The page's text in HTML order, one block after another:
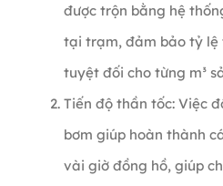
được trộn bằng hệ
tại trạm, đảm bảo tỷ lệ
tuyệt đối cho từng m³
Tiến độ thần tốc: Việc
bơm giúp hoàn thành
vài giờ đồng hồ, giúp